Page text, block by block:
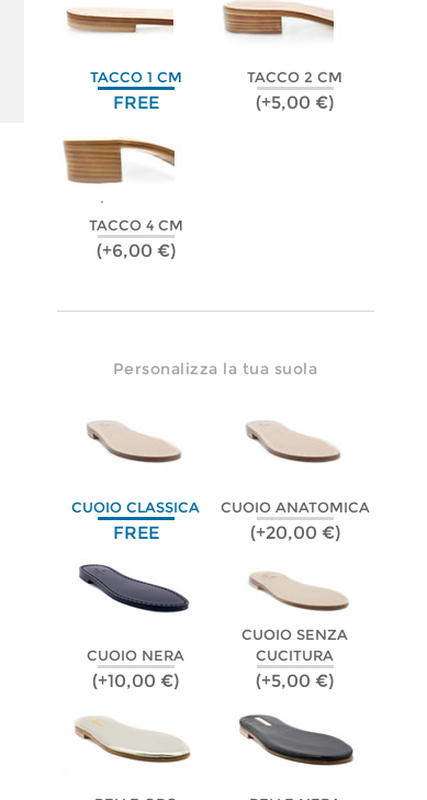
TACCO 1 CM
FREE
TACCO 2 CM
(+5,00 €)
TACCO 4 CM
(+6,00 €)
Personalizza la tua suola
CUOIO CLASSICA
FREE
CUOIO ANATOMICA
(+20,00 €)
CUOIO NERA
(+10,00 €)
CUOIO SENZA
CUCITURA
(+5,00 €)